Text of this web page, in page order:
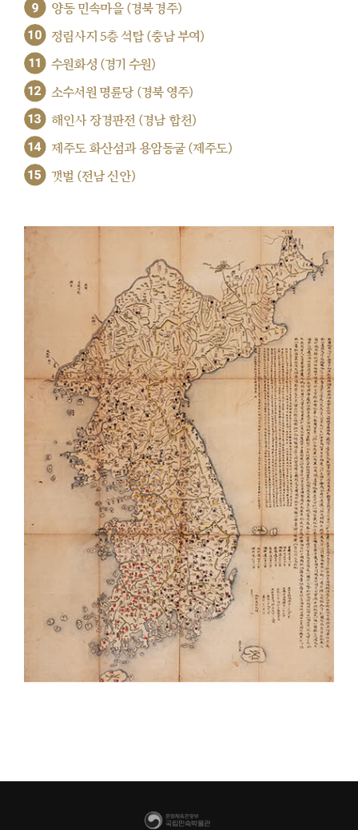
9 양동 민속마을 (경북 경주)
10 정림사지 5층 석탑 (충남 부여)
11 수원화성 (경기 수원)
12 소수서원 명륜당 (경북 영주)
13 해인사 장경판전 (경남 합천)
14 제주도 화산섬과 용암동굴 (제주도)
15 갯벌 (전남 신안)